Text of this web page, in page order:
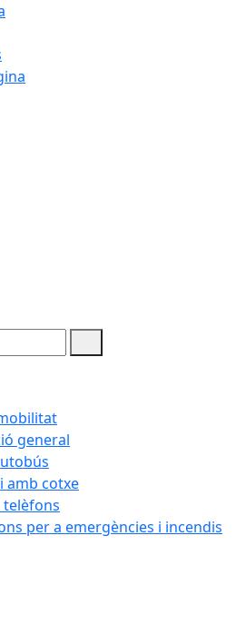
general
amb cotxe
telèfons
per a emergències i incendis